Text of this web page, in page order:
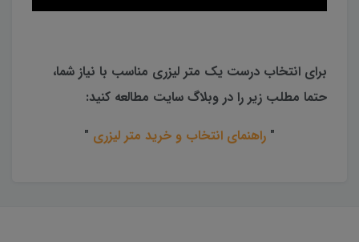
برای انتخاب درست یک متر لیزری مناسب با نیاز شما،
حتما مطلب زیر را در وبلاگ سایت مطالعه کنید:
" راهنمای انتخاب و خرید متر لیزری "